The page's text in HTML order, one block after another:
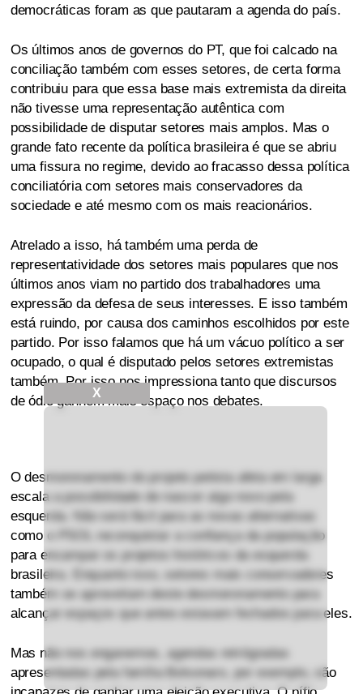
democráticas foram as que pautaram a agenda do país.
Os últimos anos de governos do PT, que foi calcado na
conciliação também com esses setores, de certa forma
contribuiu para que essa base mais extremista da direita
não tivesse uma representação autêntica com
possibilidade de disputar setores mais amplos. Mas o
grande fato recente da política brasileira é que se abriu
uma fissura no regime, devido ao fracasso dessa política
conciliatória com setores mais conservadores da
sociedade e até mesmo com os mais reacionários.
Atrelado a isso, há também uma perda de
representatividade dos setores mais populares que nos
últimos anos viam no partido dos trabalhadores uma
expressão da defesa de seus interesses. E isso também
está ruindo, por causa dos caminhos escolhidos por este
partido. Por isso falamos que há um vácuo político a ser
ocupado, o qual é disputado pelos setores extremistas
também. Por isso nos impressiona tanto que discursos
de ódio ganhem mais espaço nos debates.
O desmoronamento do projeto petista afeta em larga
escala a possibilidade de nascer algo novo pela
esquerda. Não será fácil para as novas alternativas
como o PSOL reconquistar a confiança da população
para encampar os projetos históricos da esquerda
brasileira. Enquanto isso, setores mais conservadores
também se aproveitam deste desmoronamento para
alcançar espaços que antes estavam fechados para eles.
Mas não nos enganemos, agendas retrógradas
apresentadas pela família Bolsonaro, por exemplo, são
X